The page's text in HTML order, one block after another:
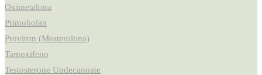
Oximetalona
Primobolan
Proviron (Mesterolona)
Tamoxifeno
Testosterone Undecanoate